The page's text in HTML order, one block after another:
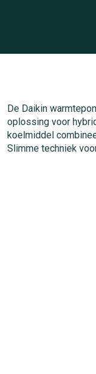
De Daikin
oplossing voor
koelmiddel
Slimme techniek